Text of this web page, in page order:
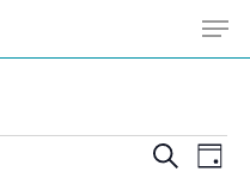
Buscar
Día
Menu